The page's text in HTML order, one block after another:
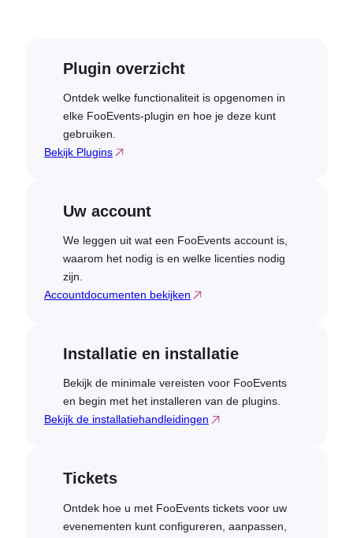
Plugin overzicht
Ontdek welke functionaliteit is opgenomen in
elke FooEvents-plugin en hoe je deze kunt
gebruiken.
Bekijk Plugins
Uw account
We leggen uit wat een FooEvents account is,
waarom het nodig is en welke licenties nodig
zijn.
Accountdocumenten bekijken
Installatie en installatie
Bekijk de minimale vereisten voor FooEvents
en begin met het installeren van de plugins.
Bekijk de installatiehandleidingen
Tickets
Ontdek hoe u met FooEvents tickets voor uw
evenementen kunt configureren, aanpassen,